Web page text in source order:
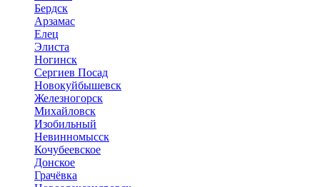
Бердск
Арзамас
Елец
Элиста
Ногинск
Сергиев Посад
Новокуйбышевск
Железногорск
Михайловск
Изобильный
Невинномысск
Кочубеевское
Донское
Грачёвка